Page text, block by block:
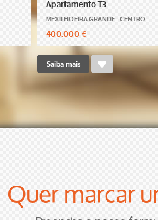
Apartamento T3
MEXILHOEIRA GRANDE - CENTRO
400.000 €
Saiba mais
Quer marcar